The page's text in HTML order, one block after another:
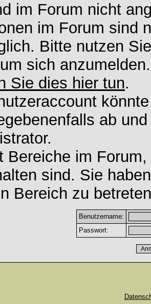
im Forum nicht
im Forum sind
Bitte nutzen
sich
Sie dies hier tun.
ab
Bereiche im
sind. Sie
Bereich zu
Benutzername:
Passwort: